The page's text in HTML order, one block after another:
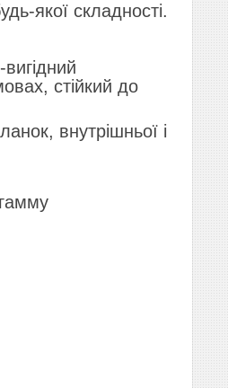
якої складності.
стійкий до
внутрішньої і